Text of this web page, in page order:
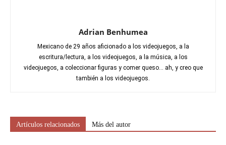
Adrian Benhumea
Mexicano de 29 años aficionado a los videojuegos, a la
escritura/lectura, a los videojuegos, a la música, a los
videojuegos, a coleccionar figuras y comer queso... ah, y creo que
también a los videojuegos.
Artículos relacionados Más del autor